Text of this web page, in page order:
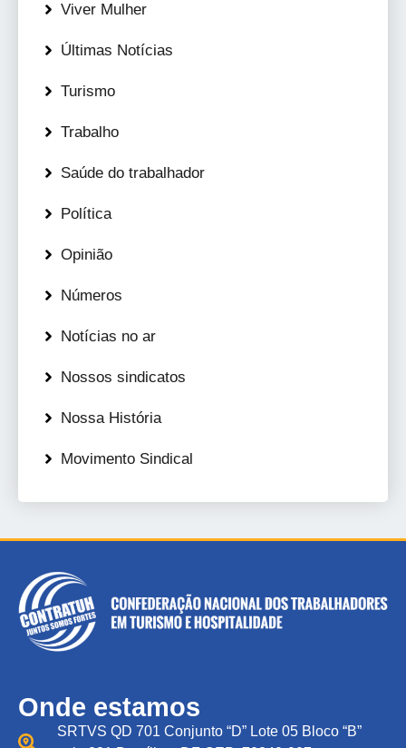
Viver Mulher
Últimas Notícias
Turismo
Trabalho
Saúde do trabalhador
Política
Opinião
Números
Notícias no ar
Nossos sindicatos
Nossa História
Movimento Sindical
Onde estamos
SRTVS QD 701 Conjunto “D” Lote 05 Bloco “B”